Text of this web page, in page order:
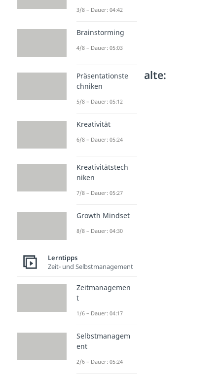
Weitere Inhalte:
Lerntipps
Lesetipps
Dauer: 04:53
Dauer: 03:06
3/8 – Dauer: 04:42
Brainstorming
4/8 – Dauer: 05:03
Präsentationste
chniken
5/8 – Dauer: 05:12
Kreativität
6/8 – Dauer: 05:24
Kreativitätstech
niken
7/8 – Dauer: 05:27
Growth Mindset
8/8 – Dauer: 04:30
Lerntipps
Zeit- und Selbstmanagement
Zeitmanagemen
t
1/6 – Dauer: 04:17
Selbstmanagem
ent
2/6 – Dauer: 05:24